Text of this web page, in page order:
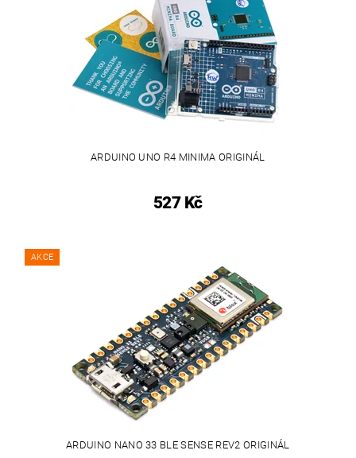
ARDUINO UNO R4 MINIMA ORIGINÁL
527 Kč
AKCE
ARDUINO NANO 33 BLE SENSE REV2 ORIGINÁL